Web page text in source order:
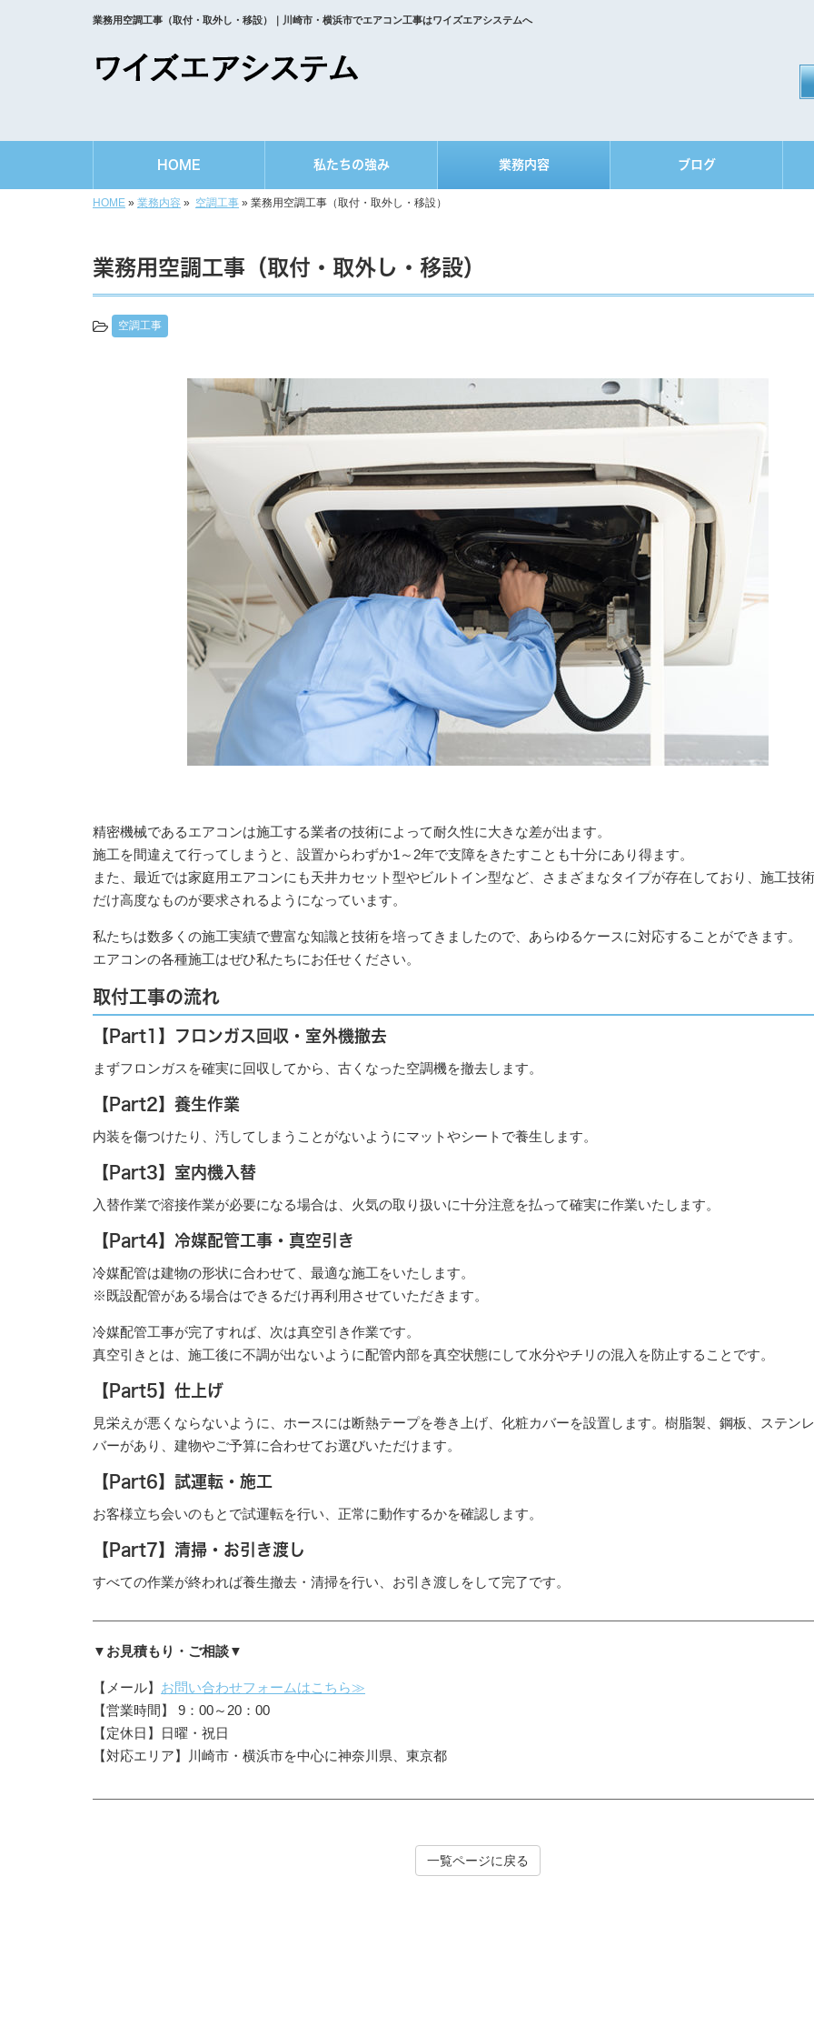
業務用空調工事（取付・取外し・移設）｜川崎市・横浜市でエアコン工事はワイズエアシステムへ
HOME 私たちの強み 業務内容 ブログ
HOME » 業務内容 » 空調工事 » 業務用空調工事（取付・取外し・移設）
業務用空調工事（取付・取外し・移設）
空調工事
精密機械であるエアコンは施工する業者の技術によって耐久性に大きな差が出ます。
施工を間違えて行ってしまうと、設置からわずか1～2年で支障をきたすことも十分にあり得ます。
また、最近では家庭用エアコンにも天井カセット型やビルトイン型など、さまざまなタイプが存在しており、施工技
だけ高度なものが要求されるようになっています。
私たちは数多くの施工実績で豊富な知識と技術を培ってきましたので、あらゆるケースに対応することができます。
エアコンの各種施工はぜひ私たちにお任せください。
取付工事の流れ
【Part1】フロンガス回収・室外機撤去
まずフロンガスを確実に回収してから、古くなった空調機を撤去します。
【Part2】養生作業
内装を傷つけたり、汚してしまうことがないようにマットやシートで養生します。
【Part3】室内機入替
入替作業で溶接作業が必要になる場合は、火気の取り扱いに十分注意を払って確実に作業いたします。
【Part4】冷媒配管工事・真空引き
冷媒配管は建物の形状に合わせて、最適な施工をいたします。
※既設配管がある場合はできるだけ再利用させていただきます。
冷媒配管工事が完了すれば、次は真空引き作業です。
真空引きとは、施工後に不調が出ないように配管内部を真空状態にして水分やチリの混入を防止することです。
【Part5】仕上げ
見栄えが悪くならないように、ホースには断熱テープを巻き上げ、化粧カバーを設置します。樹脂製、鋼板、ステン
バーがあり、建物やご予算に合わせてお選びいただけます。
【Part6】試運転・施工
お客様立ち会いのもとで試運転を行い、正常に動作するかを確認します。
【Part7】清掃・お引き渡し
すべての作業が終われば養生撤去・清掃を行い、お引き渡しをして完了です。
▼お見積もり・ご相談▼
【メール】 お問い合わせフォームはこちら≫
【営業時間】 9：00～20：00
【定休日】日曜・祝日
【対応エリア】川崎市・横浜市を中心に神奈川県、東京都
一覧ページに戻る